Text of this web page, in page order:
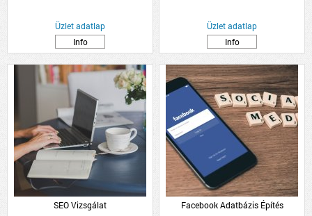
Üzlet adatlap
Info
Üzlet adatlap
Info
SEO Vizsgálat Facebook Adatbázis Építés